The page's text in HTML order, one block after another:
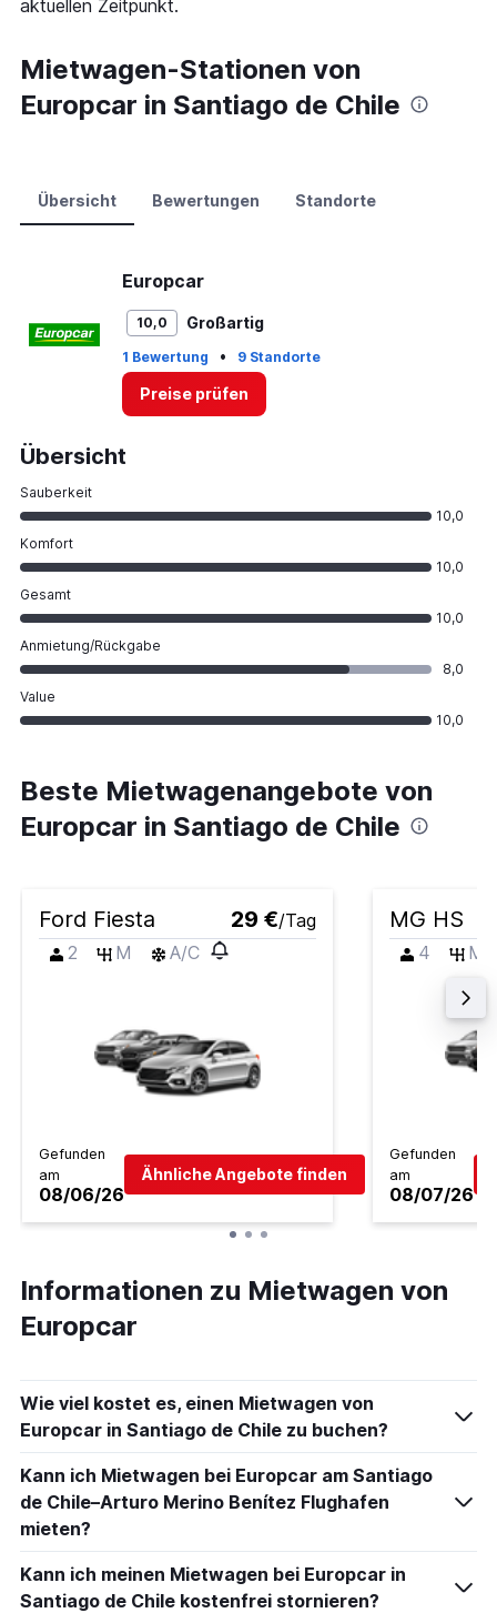
Range:
to
75.
aktuellen Zeitpunkt.
Mietwagen-Stationen von
Europcar in Santiago de Chile
Übersicht Bewertungen Standorte
Europcar
10,0 Großartig
1 Bewertung • 9 Standorte
Preise prüfen
Übersicht
Sauberkeit
10,0
Komfort
10,0
Gesamt
10,0
Anmietung/Rückgabe
8,0
Value
10,0
Beste Mietwagenangebote von
Europcar in Santiago de Chile
Ford Fiesta 29 €/Tag
2
M A/C
Gefunden
am
08/06/26
Ähnliche Angebote finden
MG HS
4 M
Gefunden
am
08/07/26
Informationen zu Mietwagen von
Europcar
Wie viel kostet es, einen Mietwagen von
Europcar in Santiago de Chile zu buchen?
Kann ich Mietwagen bei Europcar am Santiago
de Chile–Arturo Merino Benítez Flughafen
mieten?
Kann ich meinen Mietwagen bei Europcar in
Santiago de Chile kostenfrei stornieren?